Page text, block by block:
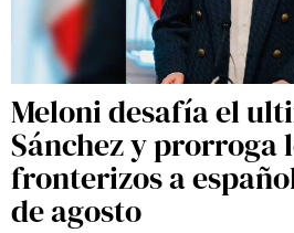
Meloni desafía el
Sánchez y prorroga
fronterizos a
de agosto